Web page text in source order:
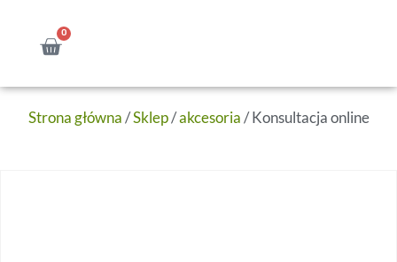
0
Strona główna/Sklep/akcesoria/ Konsultacja online